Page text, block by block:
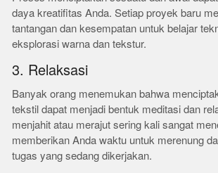
daya kreatifitas Anda. Setiap proyek baru
tantangan dan kesempatan untuk belajar
eksplorasi warna dan tekstur.
3. Relaksasi
Banyak orang menemukan bahwa
tekstil dapat menjadi bentuk meditasi dan
menjahit atau merajut sering kali sangat
memberikan Anda waktu untuk merenung
tugas yang sedang dikerjakan.